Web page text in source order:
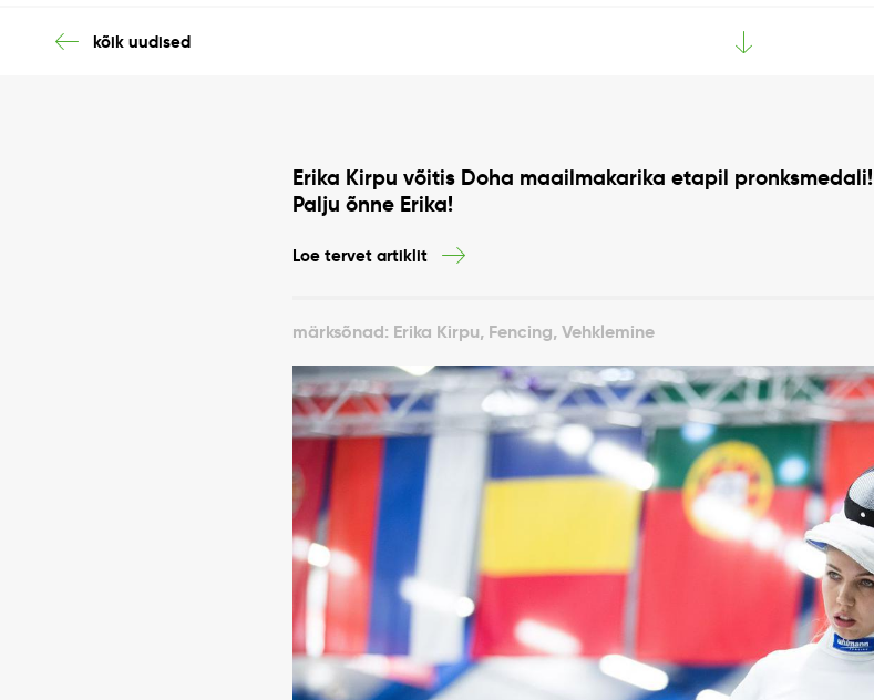
kõik uudised
Erika Kirpu võitis Doha maailmakarika etapil pronksmedali!
Palju õnne Erika!
Loe tervet artiklit
märksõnad: Erika Kirpu, Fencing, Vehklemine